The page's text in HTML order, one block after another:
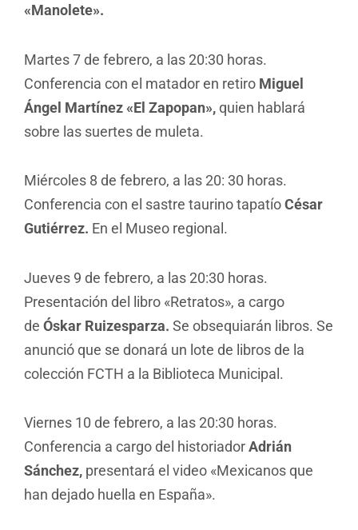
«Manolete».
Martes 7 de febrero, a las 20:30 horas.
Conferencia con el matador en retiro Miguel
Ángel Martínez «El Zapopan»,quien hablará
sobre las suertes de muleta.
Miércoles 8 de febrero, a las 20: 30 horas.
Conferencia con el sastre taurino tapatíoCésar
Gutiérrez. En el Museo regional.
Jueves 9 de febrero, a las 20:30 horas.
Presentación del libro «Retratos», a cargo
de Óskar Ruizesparza. Se obsequiarán libros. Se
anunció que se donará un lote de libros de la
colección FCTH a la Biblioteca Municipal.
Viernes 10 de febrero, a las 20:30 horas.
Conferencia a cargo del historiadorAdrián
Sánchez, presentará el video «Mexicanos que
han dejado huella en España».